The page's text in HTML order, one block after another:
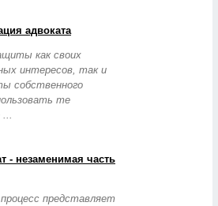
адвоката
как своих
интересов, так и
собственного
те
...
- незаменимая часть
представляет